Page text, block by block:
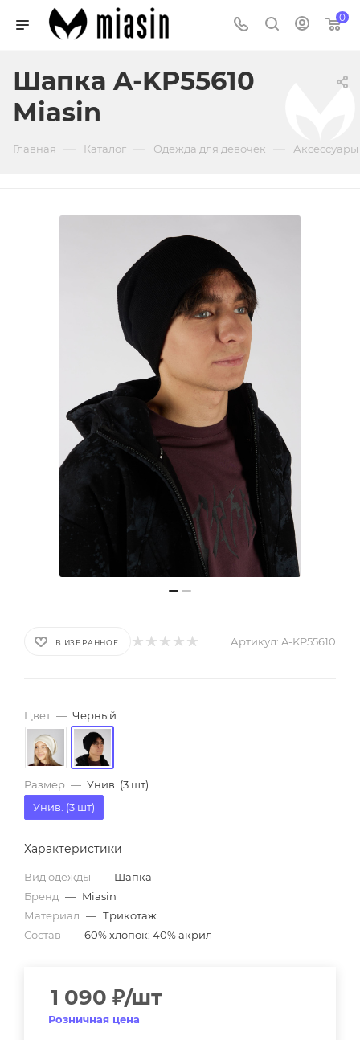
0
Шапка A-KP55610
Miasin
Главная Каталог Одежда для девочек
В ИЗБРАННОЕ Артикул: A-KP55610
Цвет — Черный
Размер — Унив. (3 шт)
Унив. (3 шт)
Характеристики
Вид одежды — Шапка
Бренд — Miasin
Материал — Трикотаж
Состав — 60% хлопок; 40% акрил
1 090 ₽/шт
Розничная цена